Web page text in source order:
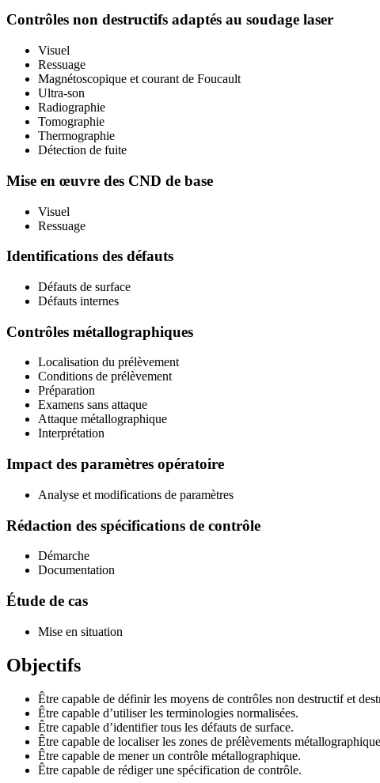
Contrôles non destructifs adaptés au soudage laser
Visuel
Ressuage
Magnétoscopique et courant de Foucault
Ultra-son
Radiographie
Tomographie
Thermographie
Détection de fuite
Mise en œuvre des CND de base
Visuel
Ressuage
Identifications des défauts
Défauts de surface
Défauts internes
Contrôles métallographiques
Localisation du prélèvement
Conditions de prélèvement
Préparation
Examens sans attaque
Attaque métallographique
Interprétation
Impact des paramètres opératoire
Analyse et modifications de paramètres
Rédaction des spécifications de contrôle
Démarche
Documentation
Étude de cas
Mise en situation
Objectifs
Être capable de définir les moyens de contrôles non destructif et
Être capable d’utiliser les terminologies normalisées.
Être capable d’identifier tous les défauts de surface.
Être capable de localiser les zones de prélèvements
Être capable de mener un contrôle métallographique.
Être capable de rédiger une spécification de contrôle.